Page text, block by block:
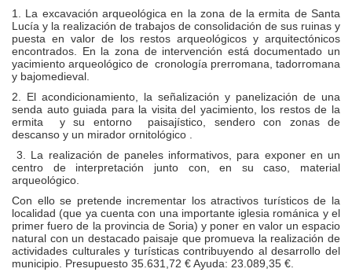
1. La excavación arqueológica en la zona de la ermita de Santa
Lucía y la realización de trabajos de consolidación de sus ruinas y
puesta en valor de los restos arqueológicos y arquitectónicos
encontrados. En la zona de intervención está documentado un
yacimiento arqueológico de cronología prerromana, tadorromana
y bajomedieval.
2. El acondicionamiento, la señalización y panelización de una
senda auto guiada para la visita del yacimiento, los restos de la
ermita y su entorno paisajístico, sendero con zonas de
descanso y un mirador ornitológico .
3. La realización de paneles informativos, para exponer en un
centro de interpretación junto con, en su caso, material
arqueológico.
Con ello se pretende incrementar los atractivos turísticos de la
localidad (que ya cuenta con una importante iglesia románica y el
primer fuero de la provincia de Soria) y poner en valor un espacio
natural con un destacado paisaje que promueva la realización de
actividades culturales y turísticas contribuyendo al desarrollo del
municipio. Presupuesto 35.631,72 € Ayuda: 23.089,35 €.